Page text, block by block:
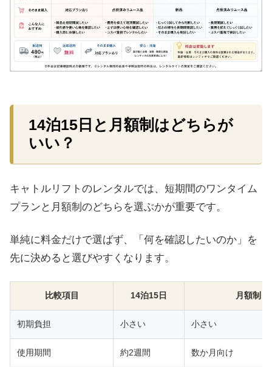
14泊15日と月額制はどちらが
いい？
キャトルリフトのレンタルでは、短期間のワンタイム
プランと月額制のどちらを選ぶかが重要です。
単純に料金だけで選ばず、「何を確認したいのか」を
先に決めると選びやすくなります。
比較項目 14泊15日 月額制
初期負担 小さい 小さい
使用期間 約2週間 数か月向け